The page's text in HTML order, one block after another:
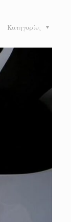
Κατηγορίες